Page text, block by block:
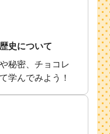
史について
秘密、チョコレ
学んでみよう！